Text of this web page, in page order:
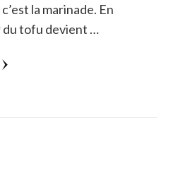
la marinade. En
du tofu devient …